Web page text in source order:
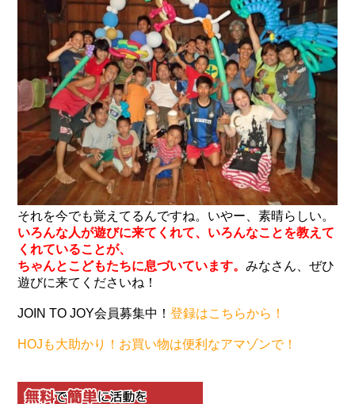
それを今でも覚えてるんですね。いやー、素晴らしい。
いろんな人が遊びに来てくれて、いろんなことを教えて
くれていることが、
ちゃんとこどもたちに息づいています。みなさん、ぜひ
遊びに来てくださいね！
JOIN TO JOY会員募集中！登録はこちらから！
HOJも大助かり！お買い物は便利なアマゾンで！